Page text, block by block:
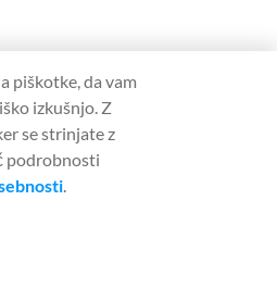
piškotke, da vam
izkušnjo. Z
se strinjate z
podrobnosti
.